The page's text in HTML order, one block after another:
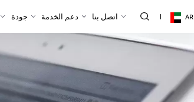
AR جودة
جودة
دعم الخدمة
دعم الخدمة
اتصل بنا
اتصل بنا